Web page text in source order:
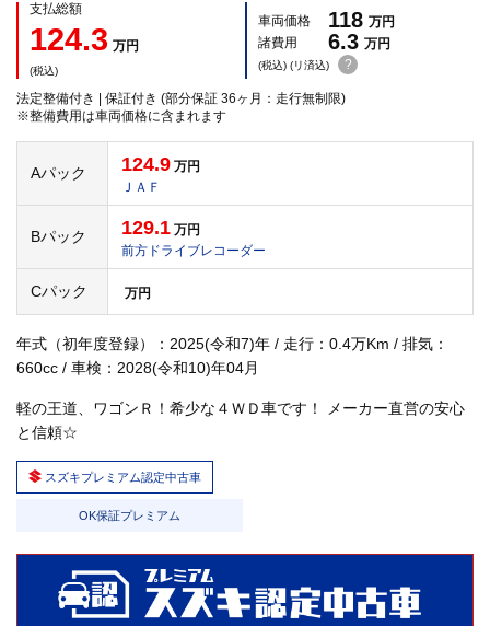
支払総額
124.3 万円
(税込)
車両価格 118 万円
諸費用
6.3 万円
(税込) (リ済込) ?
法定整備付き | 保証付き (部分保証 36ヶ月：走行無制限)
※整備費用は車両価格に含まれます
Aパック 124.9 万円
ＪＡＦ
Bパック 129.1 万円
前方ドライブレコーダー
Cパック 万円
年式（初年度登録）：2025(令和7)年 / 走行：0.4万Km / 排気：
660cc / 車検：2028(令和10)年04月
軽の王道、ワゴンＲ！希少な４ＷＤ車です！ メーカー直営の安心
と信頼☆
スズキプレミアム認定中古車
OK保証プレミアム